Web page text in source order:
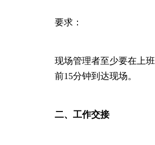
要求：
现场管理者至少要在上
前15分钟到达现场。
二、工作交接